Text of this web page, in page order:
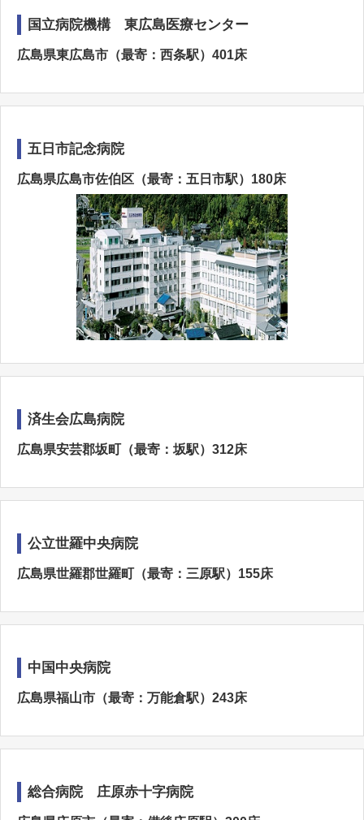
国立病院機構 東広島医療センター
広島県東広島市（最寄：西条駅）401床
五日市記念病院
広島県広島市佐伯区（最寄：五日市駅）180床
済生会広島病院
広島県安芸郡坂町（最寄：坂駅）312床
公立世羅中央病院
広島県世羅郡世羅町（最寄：三原駅）155床
中国中央病院
広島県福山市（最寄：万能倉駅）243床
総合病院 庄原赤十字病院